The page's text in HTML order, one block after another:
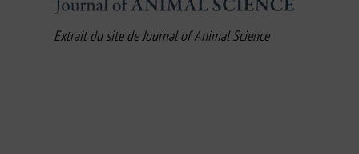
Extrait du site de Journal of Animal Science